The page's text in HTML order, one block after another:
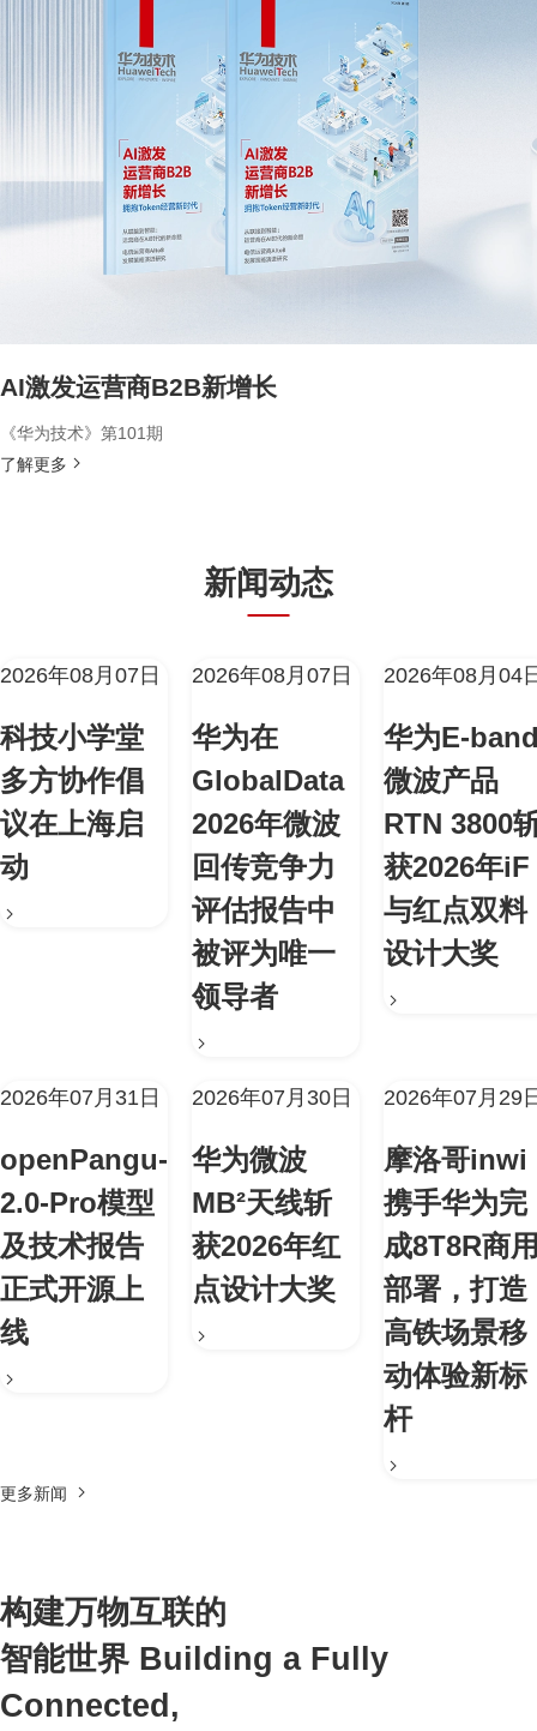
AI激发运营商B2B新增长
《华为技术》第101期
了解更多
新闻动态
2026年08月07日
科技小学堂
多方协作倡
议在上海启
动
2026年08月07日
华为在
GlobalData
2026年微波
回传竞争力
评估报告中
被评为唯一
领导者
2026年08月04
华为E-
微波产品
RTN 3800
获2026年iF
与红点双料
设计大奖
2026年07月31日
openPangu-
2.0-Pro模型
及技术报告
正式开源上
线
2026年07月30日
华为微波
MB²天线斩
获2026年红
点设计大奖
2026年07月29
摩洛哥inwi
携手华为完
成8T8R商
部署，打造
高铁场景移
动体验新标
杆
更多新闻
构建万物互联的
智能世界 Building a Fully
Connected,